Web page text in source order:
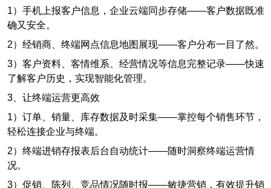
1）手机上报客户信息，企业云端同步存储——客户数据既准
确又安全。
2）经销商、终端网点信息地图展现——客户分布一目了然。
3）客户资料、客情维系、经营情况等信息完整记录——快速
了解客户历史，实现智能化管理。
3、让终端运营更高效
1）订单、销量、库存数据及时采集——掌控每个销售环节，
轻松连接企业与终端。
2）终端进销存报表后台自动统计——随时洞察终端运营情
况。
3）促销、陈列、竞品情况随时报——敏捷营销，有效提升销